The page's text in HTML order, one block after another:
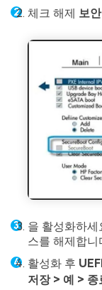
체크 해제 보
을 활성화하세
스를 해제합니
활성화 후
저장 > 예 > 종